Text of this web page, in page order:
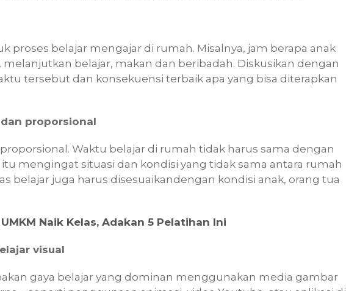
proses belajar mengajar di rumah. Misalnya, jam berapa anak
melanjutkan belajar, makan dan beribadah. Diskusikan dengan
tersebut dan konsekuensi terbaik apa yang bisa diterapkan
proporsional
Waktu belajar di rumah tidak harus sama dengan
mengingat situasi dan kondisi yang tidak sama antara rumah
belajar juga harus disesuaikandengan kondisi anak, orang tua
Naik Kelas, Adakan 5 Pelatihan Ini
visual
gaya belajar yang dominan menggunakan media gambar